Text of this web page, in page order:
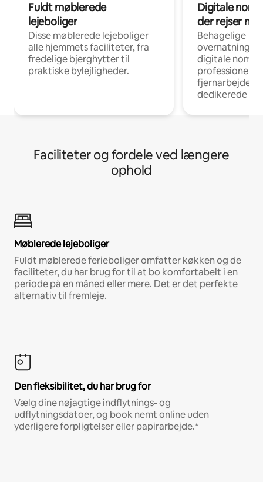
Fuldt møblerede
lejeboliger
Disse møblerede lejeboliger
alle hjemmets faciliteter, fra
fredelige bjerghytter til
praktiske bylejligheder.
Digitale
der rejser
Behagelige
digitale
professionelle
fjernarbejde,
dedikerede
Faciliteter og fordele ved længere
ophold
Møblerede lejeboliger
Fuldt møblerede ferieboliger omfatter køkken og de
faciliteter, du har brug for til at bo komfortabelt i en
periode på en måned eller mere. Det er det perfekte
alternativ til fremleje.
Den fleksibilitet, du har brug for
Vælg dine nøjagtige indflytnings- og
udflytningsdatoer, og book nemt online uden
yderligere forpligtelser eller papirarbejde.*